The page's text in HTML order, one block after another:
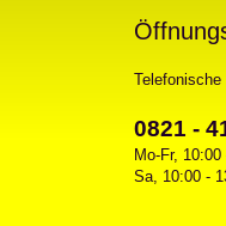
0821 -
Mo-Fr,
Sa, 10:00 -